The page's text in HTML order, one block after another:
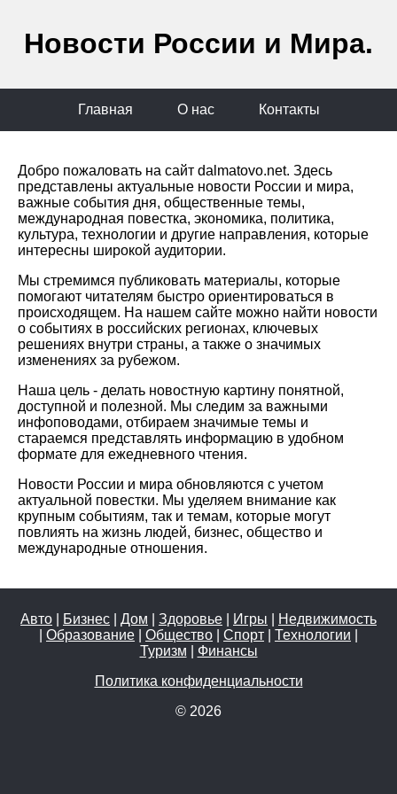
Новости России и Мира.
Главная О нас Контакты
Добро пожаловать на сайт dalmatovo.net. Здесь
представлены актуальные новости России и мира,
важные события дня, общественные темы,
международная повестка, экономика, политика,
культура, технологии и другие направления, которые
интересны широкой аудитории.
Мы стремимся публиковать материалы, которые
помогают читателям быстро ориентироваться в
происходящем. На нашем сайте можно найти новости
о событиях в российских регионах, ключевых
решениях внутри страны, а также о значимых
изменениях за рубежом.
Наша цель - делать новостную картину понятной,
доступной и полезной. Мы следим за важными
инфоповодами, отбираем значимые темы и
стараемся представлять информацию в удобном
формате для ежедневного чтения.
Новости России и мира обновляются с учетом
актуальной повестки. Мы уделяем внимание как
крупным событиям, так и темам, которые могут
повлиять на жизнь людей, бизнес, общество и
международные отношения.
Авто Бизнес Дом Здоровье Игры
Недвижимость
Образование Общество Спорт Технологии
Туризм
Финансы
Политика конфиденциальности
© 2026